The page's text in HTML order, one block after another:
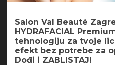
Salon Val Beauté
HYDRAFACIAL
tehnologiju za tvoje
efekt bez potrebe za
Dođi i ZABLISTAJ!